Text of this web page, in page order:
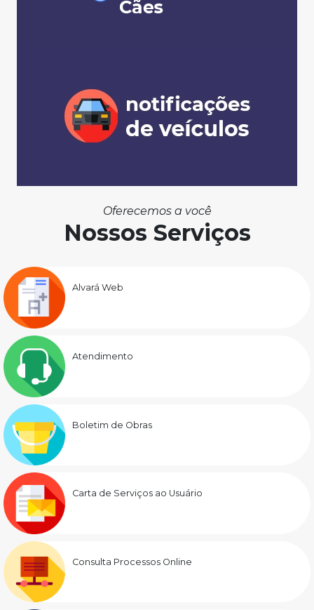
Oferecemos a você
Nossos Serviços
Alvará Web
Atendimento
Boletim de Obras
Carta de Serviços ao Usuário
Consulta Processos Online